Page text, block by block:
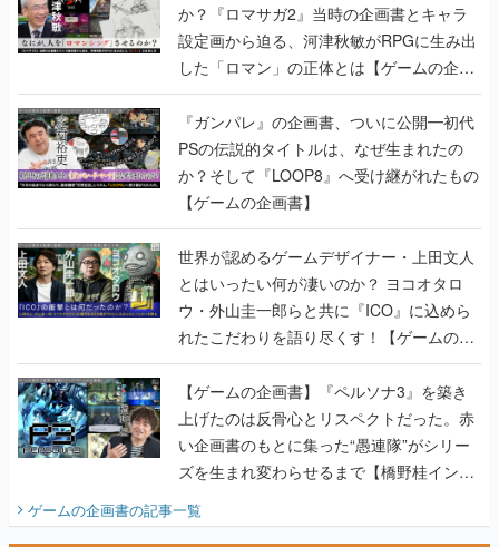
か？『ロマサガ2』当時の企画書とキャラ
設定画から迫る、河津秋敏がRPGに生み出
した「ロマン」の正体とは【ゲームの企画
書】
『ガンパレ』の企画書、ついに公開━初代
PSの伝説的タイトルは、なぜ生まれたの
か？そして『LOOP8』へ受け継がれたもの
【ゲームの企画書】
世界が認めるゲームデザイナー・上田文人
とはいったい何が凄いのか？ ヨコオタロ
ウ・外山圭一郎らと共に『ICO』に込めら
れたこだわりを語り尽くす！【ゲームの企
画書】
【ゲームの企画書】『ペルソナ3』を築き
上げたのは反骨心とリスペクトだった。赤
い企画書のもとに集った“愚連隊”がシリー
ズを生まれ変わらせるまで【橋野桂インタ
ビュー】
ゲームの企画書の記事一覧